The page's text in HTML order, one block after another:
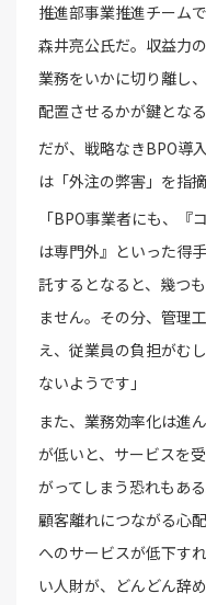
推進部事業推進チーム
森井亮公氏だ。収益力
業務をいかに切り離し
配置させるかが鍵となる
だが、戦略なきBPO導
は「外注の弊害」を指摘
「BPO事業者にも、『
は専門外』といった得
託するとなると、幾つ
ません。その分、管理
え、従業員の負担がむ
ないようです」
また、業務効率化は進
が低いと、サービスを
がってしまう恐れもあ
顧客離れにつながる心
へのサービスが低下す
い人財が、どんどん辞